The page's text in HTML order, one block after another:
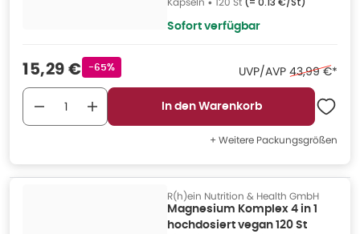
Sofort verfügbar
Verkaufspreis
15,29 € Rabattstempel
-65% UVP/AVP Ehemaliger
43,99 €*
In den Warenkorb
+ Weitere Packungsgrößen
R(h)ein Nutrition & Health GmbH
Magnesium Komplex 4 in 1
hochdosiert vegan 120 St